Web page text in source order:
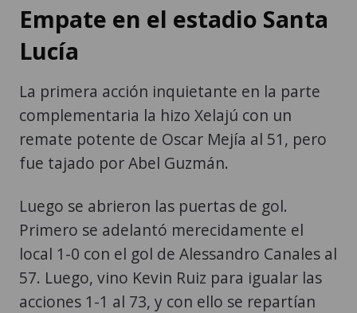
Empate en el estadio Santa
Lucía
La primera acción inquietante en la parte
complementaria la hizo Xelajú con un
remate potente de Oscar Mejía al 51, pero
fue tajado por Abel Guzmán.
Luego se abrieron las puertas de gol.
Primero se adelantó merecidamente el
local 1-0 con el gol de Alessandro Canales al
57. Luego, vino Kevin Ruiz para igualar las
acciones 1-1 al 73, y con ello se repartían